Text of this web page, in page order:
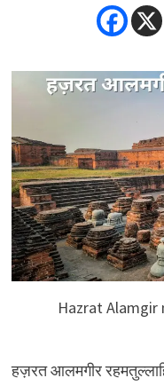
Hazrat Alamgir
हज़रत आलमगीर